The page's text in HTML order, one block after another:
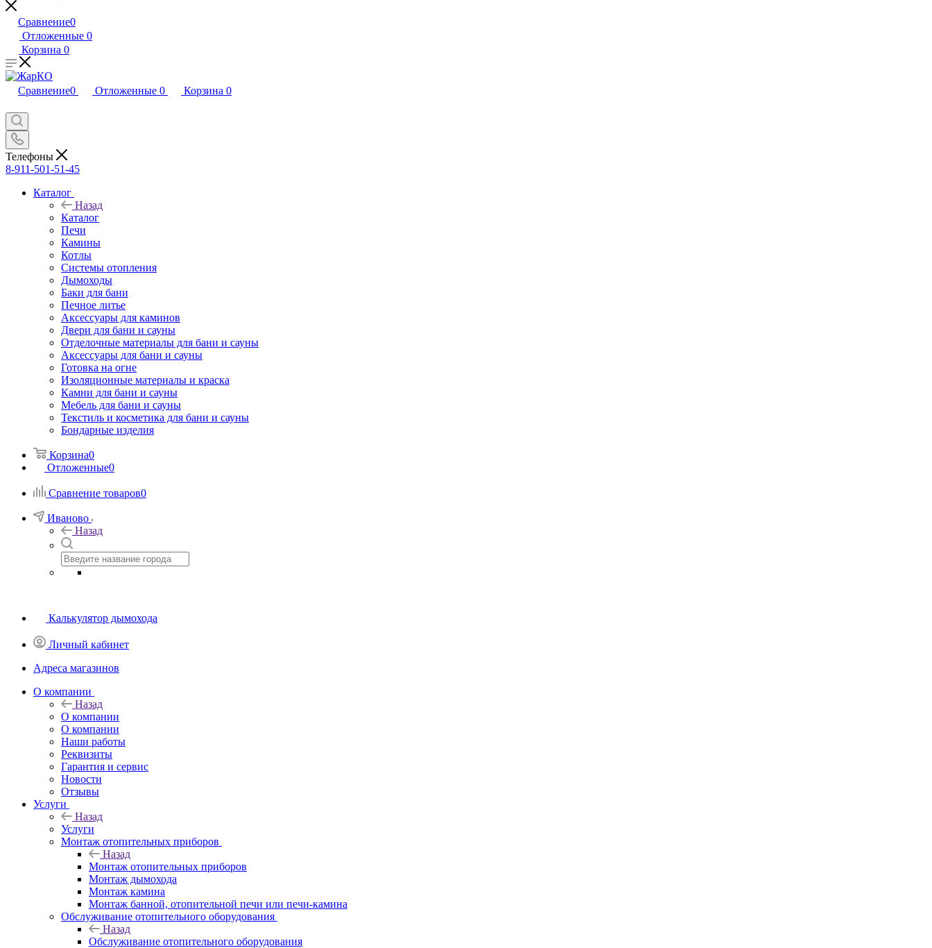
Сравнение0
Отложенные 0
Корзина 0
Сравнение0 Отложенные 0 Корзина 0
Телефоны
8-911-501-51-45
Каталог
Назад
Каталог
Печи
Камины
Котлы
Системы отопления
Дымоходы
Баки для бани
Печное литье
Аксессуары для каминов
Двери для бани и сауны
Отделочные материалы для бани и сауны
Аксессуары для бани и сауны
Готовка на огне
Изоляционные материалы и краска
Камни для бани и сауны
Мебель для бани и сауны
Текстиль и косметика для бани и сауны
Бондарные изделия
Корзина0
Отложенные0
Сравнение товаров0
Иваново
Назад
Калькулятор дымохода
Личный кабинет
Адреса магазинов
O компании
Назад
O компании
О компании
Наши работы
Реквизиты
Гарантия и сервис
Новости
Отзывы
Услуги
Назад
Услуги
Монтаж отопительных приборов
Назад
Монтаж отопительных приборов
Монтаж дымохода
Монтаж камина
Монтаж банной, отопительной печи или печи-камина
Обслуживание отопительного оборудования
Назад
Обслуживание отопительного оборудования